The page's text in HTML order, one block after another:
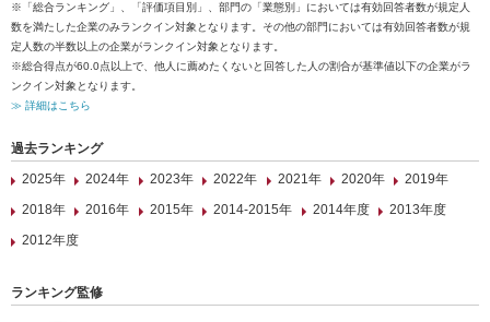
※「総合ランキング」、「評価項目別」、部門の「業態別」においては有効回答者数が規定人
数を満たした企業のみランクイン対象となります。その他の部門においては有効回答者数が規
定人数の半数以上の企業がランクイン対象となります。
※総合得点が60.0点以上で、他人に薦めたくないと回答した人の割合が基準値以下の企業がラ
ンクイン対象となります。
≫ 詳細はこちら
過去ランキング
2025年
2024年 2023年 2022年 2021年 2020年
2019年
2018年
2016年 2015年 2014-2015年 2014年度
2013年度
2012年度
ランキング監修